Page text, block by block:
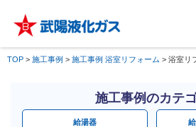
TOP > 施工事例 > 施工事例 浴室リフォーム > 浴室リ
施工事例のカテ
給湯器